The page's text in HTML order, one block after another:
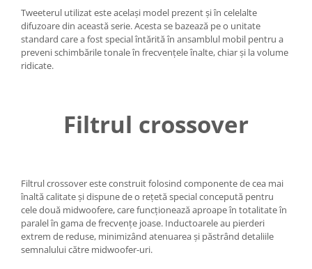
Tweeterul utilizat este același model prezent și în celelalte
difuzoare din această serie. Acesta se bazează pe o unitate
standard care a fost special întărită în ansamblul mobil pentru a
preveni schimbările tonale în frecvențele înalte, chiar și la volume
ridicate.
Filtrul crossover
Filtrul crossover este construit folosind componente de cea mai
înaltă calitate și dispune de o rețetă special concepută pentru
cele două midwoofere, care funcționează aproape în totalitate în
paralel în gama de frecvențe joase. Inductoarele au pierderi
extrem de reduse, minimizând atenuarea și păstrând detaliile
semnalului către midwoofer-uri.